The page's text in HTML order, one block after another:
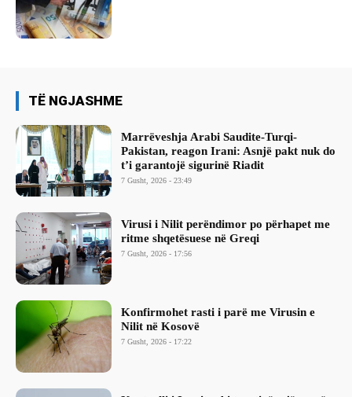
TË NGJASHME
Marrëveshja Arabi Saudite-Turqi-
Pakistan, reagon Irani: Asnjë pakt nuk do
t’i garantojë sigurinë Riadit
7 Gusht, 2026 - 23:49
Virusi i Nilit perëndimor po përhapet me
ritme shqetësuese në Greqi
7 Gusht, 2026 - 17:56
Konfirmohet rasti i parë me Virusin e
Nilit në Kosovë
7 Gusht, 2026 - 17:22